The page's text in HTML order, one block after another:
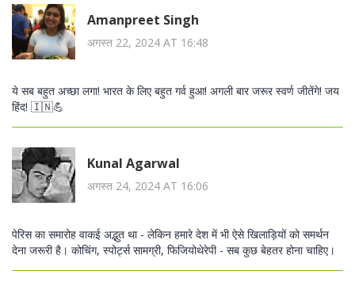
Amanpreet Singh
अगस्त 22, 2024 AT 16:48
ये सब बहुत अच्छा लगा! भारत के लिए बहुत गर्व हुआ! अगली बार जरूर स्वर्ण जीतेंगे! जय
हिंद! 🇮🇳💪
Kunal Agarwal
अगस्त 24, 2024 AT 16:06
पेरिस का समारोह वाकई अद्भुत था - लेकिन हमारे देश में भी ऐसे खिलाड़ियों को समर्थन
देना जरूरी है। कोचिंग, स्पोर्ट्स सामग्री, फिजियोथेरेपी - सब कुछ बेहतर होना चाहिए।